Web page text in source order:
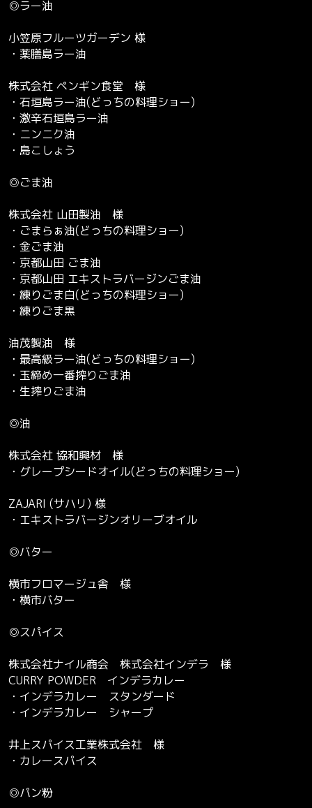
◎ラー油
小笠原フルーツガーデン 様
・薬膳島ラー油
株式会社 ペンギン食堂 様
・石垣島ラー油(どっちの料理ショー)
・激辛石垣島ラー油
・ニンニク油
・島こしょう
◎ごま油
株式会社 山田製油 様
・ごまらぁ油(どっちの料理ショー)
・金ごま油
・京都山田 ごま油
・京都山田 エキストラバージンごま油
・練りごま白(どっちの料理ショー)
・練りごま黒
油茂製油 様
・最高級ラー油(どっちの料理ショー)
・玉締め一番搾りごま油
・生搾りごま油
◎油
株式会社 協和興材 様
・グレープシードオイル(どっちの料理ショー)
ZAJARI (サハリ) 様
・エキストラバージンオリーブオイル
◎バター
横市フロマージュ舎 様
・横市バター
◎スパイス
株式会社ナイル商会 株式会社インデラ 様
CURRY POWDER インデラカレー
・インデラカレー スタンダード
・インデラカレー シャープ
井上スパイス工業株式会社 様
・カレースパイス
◎パン粉